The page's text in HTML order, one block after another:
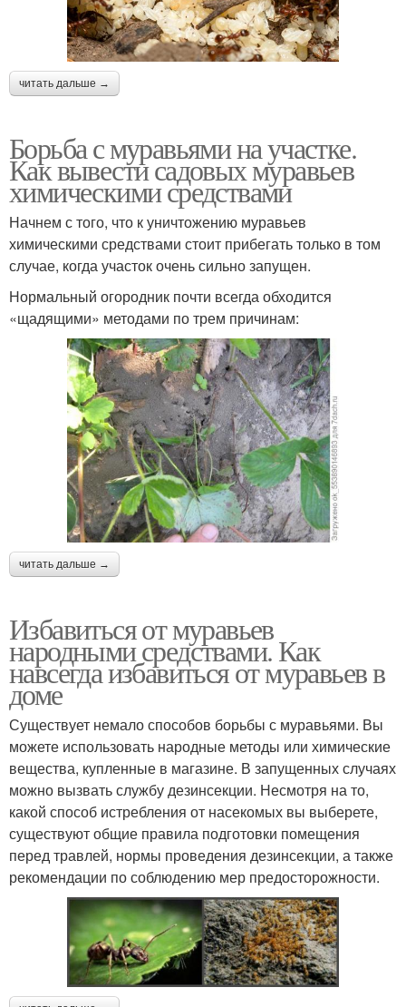
читать дальше →
Борьба с муравьями на участке.
Как вывести садовых муравьев
химическими средствами
Начнем с того, что к уничтожению муравьев
химическими средствами стоит прибегать только в том
случае, когда участок очень сильно запущен.
Нормальный огородник почти всегда обходится
«щадящими» методами по трем причинам:
читать дальше →
Избавиться от муравьев
народными средствами. Как
навсегда избавиться от муравьев в
доме
Существует немало способов борьбы с муравьями. Вы
можете использовать народные методы или химические
вещества, купленные в магазине. В запущенных случаях
можно вызвать службу дезинсекции. Несмотря на то,
какой способ истребления от насекомых вы выберете,
существуют общие правила подготовки помещения
перед травлей, нормы проведения дезинсекции, а также
рекомендации по соблюдению мер предосторожности.